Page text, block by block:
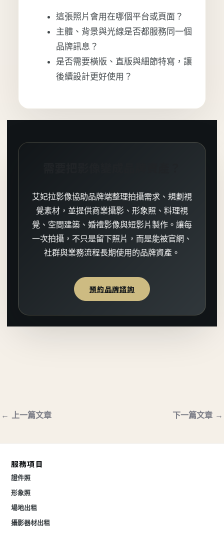
這張照片會用在哪個平台或頁面？
主體、背景與光線是否都服務同一個
品牌訊息？
是否需要橫版、直版與細節特寫，讓
後續設計更好使用？
艾妃拉影像協助品牌端整理拍攝需求、規劃視
覺素材，並提供商業攝影、形象照、料理視
覺、空間建築、婚禮影像與短影片製作。讓每
一次拍攝，不只是留下照片，而是能被官網、
社群與業務流程長期使用的品牌資產。
預約品牌諮詢
← 上一篇文章 下一篇文章 →
服務項目
證件照
形象照
場地出租
攝影器材出租